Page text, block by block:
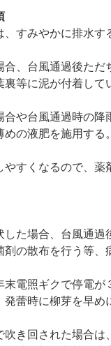
、すみやかに排水す
合、台風通過後た
等に泥が付着して
合や台風通過時の
の液肥を施用する。
やすくなるので、薬
した場合、台風通
の散布を行う等、
末電照ギクで停電
蕾時に柳芽を早め
吹き回された場合